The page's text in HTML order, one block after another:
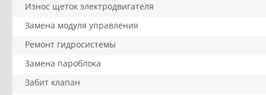
Износ щеток электродвигателя
Замена модуля управления
Ремонт гидросистемы
Замена пароблока
Забит клапан